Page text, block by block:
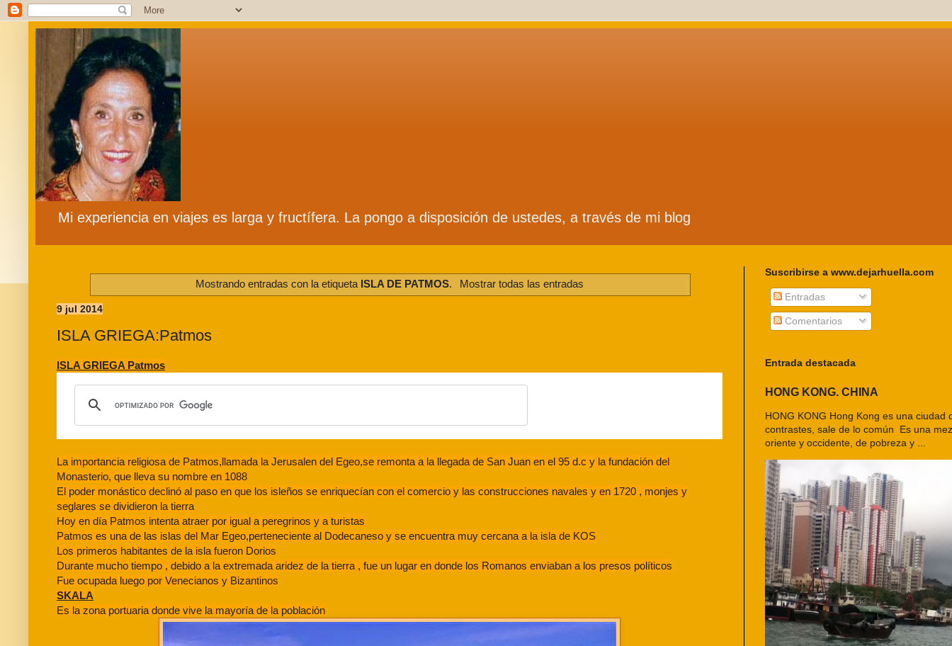
Mi experiencia en viajes es larga y fructífera. La pongo a disposición de ustedes, a través de mi blog
Mostrando entradas con la etiqueta ISLA DE PATMOS. Mostrar todas las entradas
9 jul 2014
ISLA GRIEGA:Patmos
ISLA GRIEGA Patmos
La importancia religiosa de Patmos,llamada la Jerusalen del Egeo,se remonta a la llegada de San Juan en el 95 d.c y la fundación del
Monasterio, que lleva su nombre en 1088
El poder monástico declinó al paso en que los isleños se enriquecían con el comercio y las construcciones navales y en 1720 , monjes y
seglares se dividieron la tierra
Hoy en día Patmos intenta atraer por igual a peregrinos y a turistas
Patmos es una de las islas del Mar Egeo,perteneciente al Dodecaneso y se encuentra muy cercana a la isla de KOS
Los primeros habitantes de la isla fueron Dorios
Durante mucho tiempo , debido a la extremada aridez de la tierra , fue un lugar en donde los Romanos enviaban a los presos políticos
Fue ocupada luego por Venecianos y Bizantinos
SKALA
Es la zona portuaria donde vive la mayoría de la población
Suscribirse a www.dejarhuella.com
Entradas
Comentarios
Entrada destacada
HONG KONG. CHINA
HONG KONG Hong Kong es una ciudad
contrastes, sale de lo común Es una
oriente y occidente, de pobreza y ...